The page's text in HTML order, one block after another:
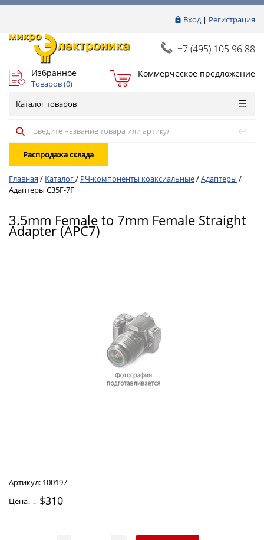
Вход| Регистрация
+7 (495) 105 96 88
Избранное
Товаров (0)
Коммерческое предложение
Каталог товаров
Распродажа склада
Главная / Каталог/ РЧ-компоненты коаксиальные/Адаптеры /
Адаптеры C35F-7F
3.5mm Female to 7mm Female Straight
Adapter (APC7)
Артикул: 100197
Цена
$310